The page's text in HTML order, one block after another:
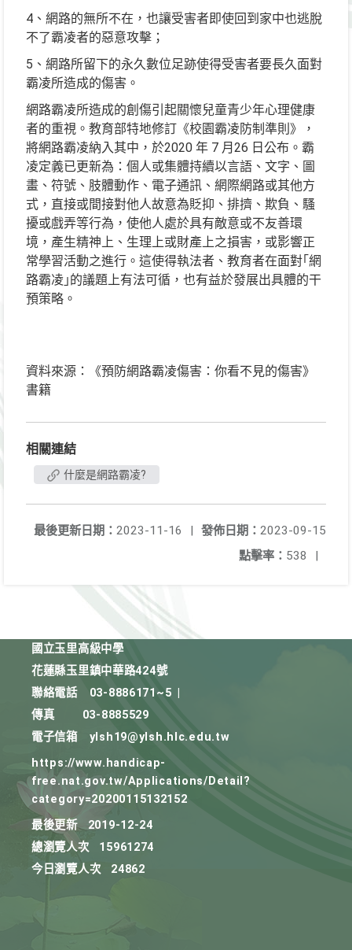
4、網路的無所不在，也讓受害者即使回到家中也逃脫
不了霸凌者的惡意攻擊；
5、網路所留下的永久數位足跡使得受害者要長久面對
霸凌所造成的傷害。
網路霸凌所造成的創傷引起關懷兒童青少年心理健康
者的重視。教育部特地修訂《校園霸凌防制準則》，
將網路霸凌納入其中，於2020 年 7 月26 日公布。霸
凌定義已更新為：個人或集體持續以言語、文字、圖
畫、符號、肢體動作、電子通訊、網際網路或其他方
式，直接或間接對他人故意為貶抑、排擠、欺負、騷
擾或戲弄等行為，使他人處於具有敵意或不友善環
境，產生精神上、生理上或財產上之損害，或影響正
常學習活動之進行。這使得執法者、教育者在面對｢網
路霸凌｣的議題上有法可循，也有益於發展出具體的干
預策略。
資料來源：《預防網路霸凌傷害：你看不見的傷害》
書籍
相關連結
什麼是網路霸凌?
發佈日期： 2023-09-15
最後更新日期： 2023-11-16
|
點擊率： 538 |
國立玉里高級中學
花蓮縣玉里鎮中華路424號
聯絡電話
03-8886171~5
傳真
03-8885529
電子信箱
ylsh19@ylsh.hlc.edu.tw
https://www.handicap-
free.nat.gov.tw/Applications/Detail?
category=20200115132152
最後更新
2019-12-24
總瀏覽人次
15961274
今日瀏覽人次
24862